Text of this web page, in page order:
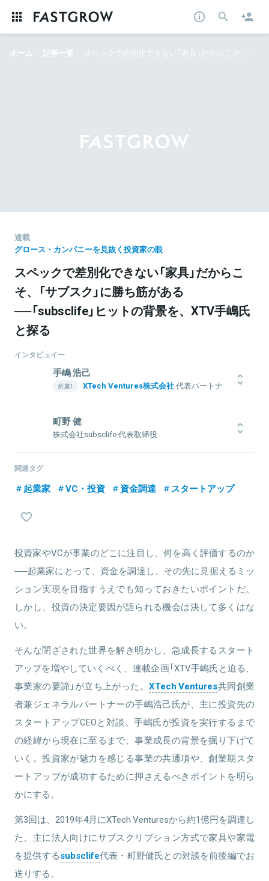
ホーム 記事一覧 スペックで差別化できない「家具」だからこそ、「サブスク」に勝ち筋がある──「subsclife」ヒットの背景を、XTV手嶋氏と探る
連載
グロース・カンパニーを見抜く投資家の眼
スペックで差別化できない「家具」だからこ
そ、「サブスク」に勝ち筋がある
──「subsclife」ヒットの背景を、XTV手嶋氏
と探る
インタビュイー
手嶋 浩己
XTech Ventures株式会社代表パートナ
1976年生まれ。1999年一橋大学商学部卒業後、博報堂に入社し、戦
略プランナーとして6年間勤務。2006年インタースパイア（現ユナイ
年ユナイテッド取締役に就任、新規事業立ち上げや創業期メルカリ
役を経て、LayerX取締役に就任（現任）。平行してXTech Ventures
関連情報をみる
町野 健
株式会社subsclife 代表取締役
2012年にグライダーアソシエイツをCOOとして創業。キュレーショ
在、2017年の創業から2018年3月に家具のサブスクリプションサー
関連情報をみる
関連タグ
起業家 VC・投資 資金調達 スタートアップ
投資家やVCが事業のどこに注目し、何を高く評価するのか
──起業家にとって、資金を調達し、その先に見据えるミッ
ション実現を目指すうえでも知っておきたいポイントだ。
しかし、投資の決定要因が語られる機会は決して多くはな
い。
そんな閉ざされた世界を解き明かし、急成長するスタート
アップを増やしていくべく、連載企画「XTV手嶋氏と迫る、
事業家の要諦」が立ち上がった。 XTech Ventures共同創業
者兼ジェネラルパートナーの手嶋浩己氏が、主に投資先の
スタートアップCEOと対談。手嶋氏が投資を実行するまで
の経緯から現在に至るまで、事業成長の背景を掘り下げて
いく。投資家が魅力を感じる事業の共通項や、創業期スタ
ートアップが成功するために押さえるべきポイントを明ら
かにする。
第3回は、2019年4月にXTech Venturesから約1億円を調達し
た、主に法人向けにサブスクリプション方式で家具や家電
を提供するsubsclife代表・町野健氏との対談を前後編でお
送りする。